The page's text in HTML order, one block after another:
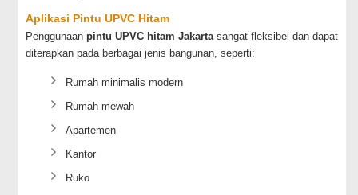
Aplikasi Pintu UPVC Hitam
Penggunaanpintu UPVC hitam Jakartasangat fleksibel dan dapat
diterapkan pada berbagai jenis bangunan, seperti:
Rumah minimalis modern
Rumah mewah
Apartemen
Kantor
Ruko